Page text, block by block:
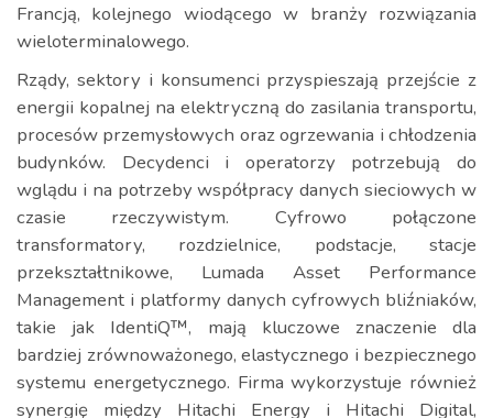
Francją, kolejnego wiodącego w branży rozwiązania
wieloterminalowego.
Rządy, sektory i konsumenci przyspieszają przejście z
energii kopalnej na elektryczną do zasilania transportu,
procesów przemysłowych oraz ogrzewania i chłodzenia
budynków. Decydenci i operatorzy potrzebują do
wglądu i na potrzeby współpracy danych sieciowych w
czasie rzeczywistym. Cyfrowo połączone
transformatory, rozdzielnice, podstacje, stacje
przekształtnikowe, Lumada Asset Performance
Management i platformy danych cyfrowych bliźniaków,
takie jak IdentiQ™, mają kluczowe znaczenie dla
bardziej zrównoważonego, elastycznego i bezpiecznego
systemu energetycznego. Firma wykorzystuje również
synergię między Hitachi Energy i Hitachi Digital,